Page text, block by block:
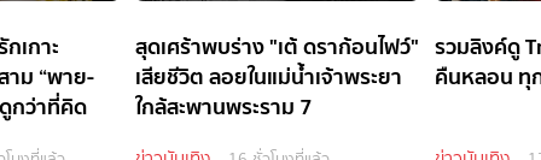
เกาะ
าม “พาย-
กว่าที่คิด
สุดเศร้าพบร่าง "เต้ ดราก้อนไฟว์"
เสียชีวิต ลอยในแม่น้ำเจ้าพระยา
ใกล้สะพานพระราม 7
รวมลิงค์ดู
คืนหลอน ทุ